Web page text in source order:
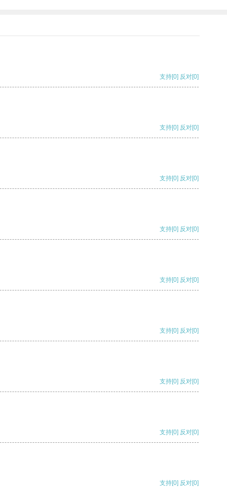
支持[0] 反对[0]
支持[0] 反对[0]
支持[0] 反对[0]
支持[0] 反对[0]
支持[0] 反对[0]
支持[0] 反对[0]
支持[0] 反对[0]
支持[0] 反对[0]
支持[0] 反对[0]